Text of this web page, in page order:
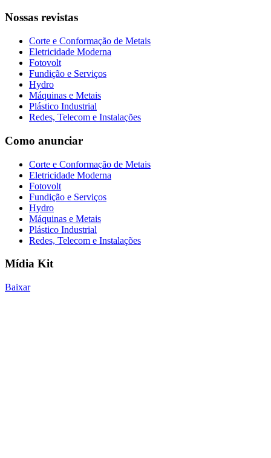
Nossas revistas
Corte e Conformação de Metais
Eletricidade Moderna
Fotovolt
Fundição e Serviços
Hydro
Máquinas e Metais
Plástico Industrial
Redes, Telecom e Instalações
Como anunciar
Corte e Conformação de Metais
Eletricidade Moderna
Fotovolt
Fundição e Serviços
Hydro
Máquinas e Metais
Plástico Industrial
Redes, Telecom e Instalações
Mídia Kit
Baixar